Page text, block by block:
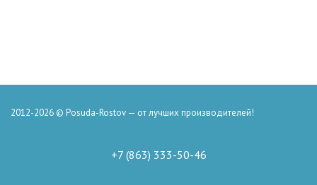
2012-2026 © Posuda-Rostov — от лучших производителей!
+7 (863) 333-50-46